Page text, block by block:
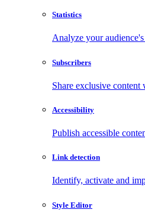
Statistics
Analyze your
Subscribers
Share exclusive
Accessibility
Publish accessible
Link detection
Identify, activate and
Style Editor